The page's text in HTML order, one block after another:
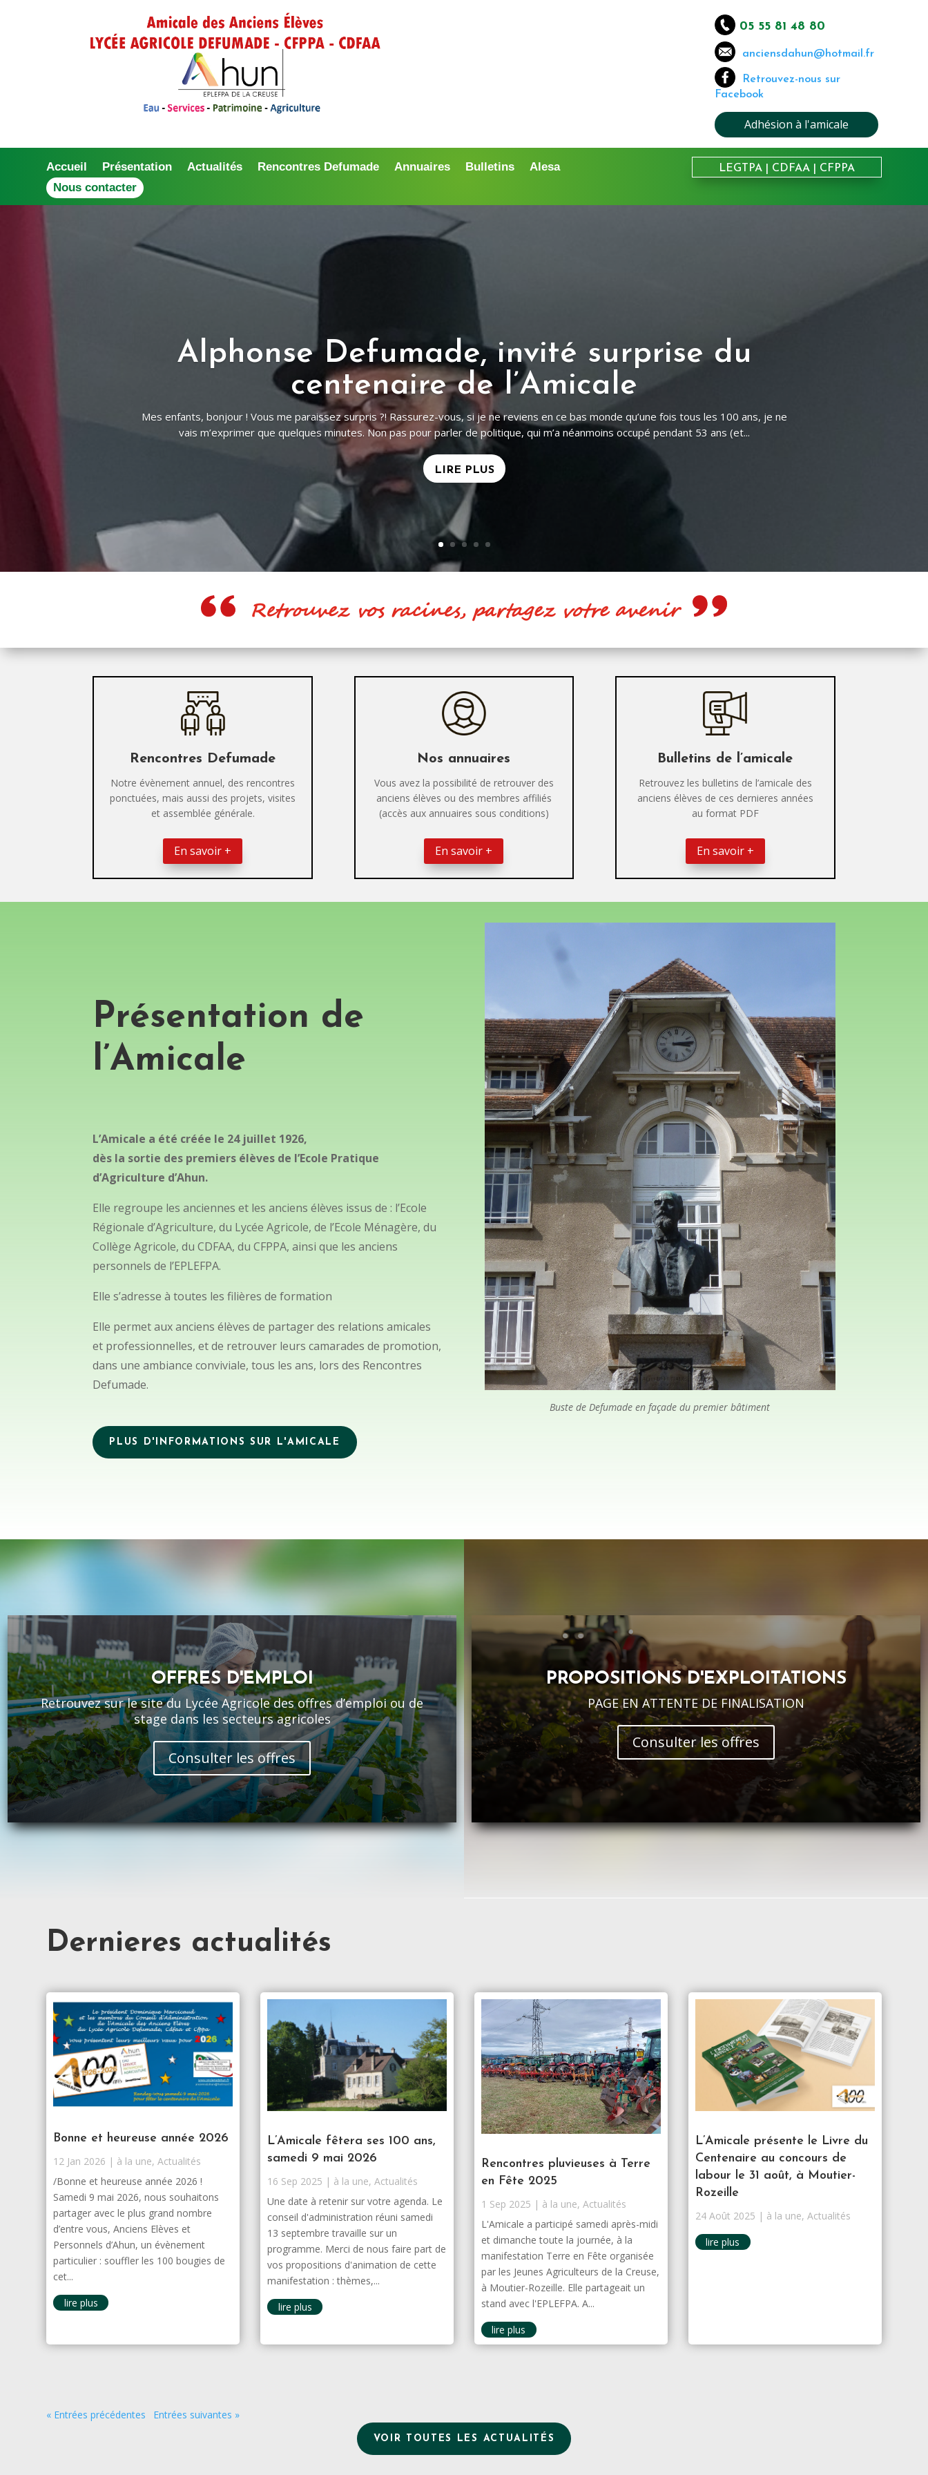
05 55 81 48 80
anciensdahun@hotmail.fr
Retrouvez-nous sur
Facebook
Adhésion à l'amicale
Accueil Présentation Actualités Rencontres Defumade Annuaires Bulletins
Alesa
Nous contacter
LEGTPA| CDFAA| CFPPA
Centenaire Amicale : samedi 9 mai 2026
Découvrez le programme, et renvoyez votre fiche d'inscription 2026 à l'Amicale et votre bulletin d'inscription pour l'après-midi et le dîner
dansant. Partagez l'information avec vos camarades de promotion. dans l'attente de vous retrouver, Amicalement, pour le Conseil...
LIRE PLUS
Retrouvez vos racines, partagez votre avenir
Rencontres Defumade
Notre évènement annuel, des rencontres
ponctuées, mais aussi des projets, visites
et assemblée générale.
En savoir +
Nos annuaires
Vous avez la possibilité de retrouver des
anciens élèves ou des membres affiliés
(accès aux annuaires sous conditions)
En savoir +
Bulletins de l’amicale
Retrouvez les bulletins de l’amicale des
anciens élèves de ces dernieres années
au format PDF
En savoir +
Présentation de
l’Amicale
L’Amicale a été créée le 24 juillet 1926,
dès la sortie des premiers élèves de l’Ecole Pratique
d’Agriculture d’Ahun.
Elle regroupe les anciennes et les anciens élèves issus de : l’Ecole
Régionale d’Agriculture, du Lycée Agricole, de l’Ecole Ménagère, du
Collège Agricole, du CDFAA, du CFPPA, ainsi que les anciens
personnels de l’EPLEFPA.
Elle s’adresse à toutes les filières de formation
Elle permet aux anciens élèves de partager des relations amicales
et professionnelles, et de retrouver leurs camarades de promotion,
dans une ambiance conviviale, tous les ans, lors des Rencontres
Defumade.
PLUS D'INFORMATIONS SUR L'AMICALE
Buste de Defumade en façade du premier bâtiment
OFFRES D'EMPLOI
Retrouvez sur le site du Lycée Agricole des offres d’emploi ou de
stage dans les secteurs agricoles
Consulter les offres
PROPOSITIONS D'EXPLOITATIONS
PAGE EN ATTENTE DE FINALISATION
Consulter les offres
Dernieres actualités
Bonne et heureuse année 2026
12 Jan 2026 | à la une,Actualités
/Bonne et heureuse année 2026 !
Samedi 9 mai 2026, nous souhaitons
partager avec le plus grand nombre
d’entre vous, Anciens Elèves et
Personnels d’Ahun, un évènement
particulier : souffler les 100 bougies de
cet...
lire plus
L’Amicale fêtera ses 100 ans,
samedi 9 mai 2026
16 Sep 2025 | à la une,Actualités
Une date à retenir sur votre agenda. Le
conseil d'administration réuni samedi
13 septembre travaille sur un
programme. Merci de nous faire part de
vos propositions d'animation de cette
manifestation : thèmes,...
lire plus
Rencontres pluvieuses à Terre
en Fête 2025
1 Sep 2025 | à la une, Actualités
L'Amicale a participé samedi après-midi
et dimanche toute la journée, à la
manifestation Terre en Fête organisée
par les Jeunes Agriculteurs de la Creuse,
à Moutier-Rozeille. Elle partageait un
stand avec l'EPLEFPA. A...
lire plus
L’Amicale présente le Livre du
Centenaire au concours de
labour le 31 août, à Moutier-
Rozeille
24 Août 2025 | à la une, Actualités
lire plus
« Entrées précédentes Entrées suivantes »
VOIR TOUTES LES ACTUALITÉS